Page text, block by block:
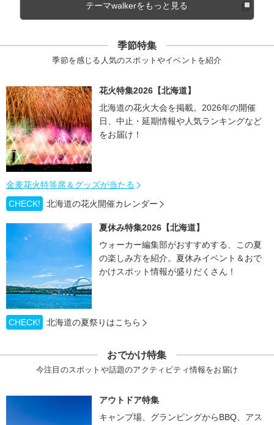
テーマwalkerをもっと見る
季節特集
季節を感じる人気のスポットやイベントを紹介
花火特集2026【北海道】
北海道の花火大会を掲載。2026年の開催
日、中止・延期情報や人気ランキングなど
をお届け！
金麦花火特等席＆グッズが当たる
CHECK!
北海道の花火開催カレンダー
夏休み特集2026【北海道】
ウォーカー編集部がおすすめする、この夏
の楽しみ方を紹介。夏休みイベント＆おで
かけスポット情報が盛りだくさん！
CHECK! 北海道の夏祭りはこちら
おでかけ特集
今注目のスポットや話題のアクティビティ情報をお届け
アウトドア特集
キャンプ場、グランピングからBBQ、アス